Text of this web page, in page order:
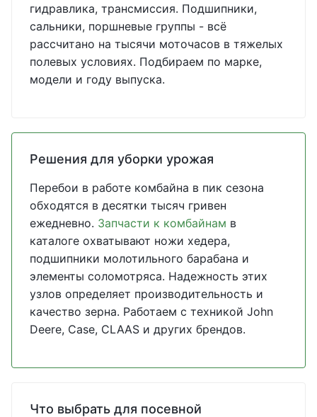
гидравлика, трансмиссия. Подшипники,
сальники, поршневые группы - всё
рассчитано на тысячи моточасов в тяжелых
полевых условиях. Подбираем по марке,
модели и году выпуска.
Решения для уборки урожая
Перебои в работе комбайна в пик сезона
обходятся в десятки тысяч гривен
ежедневно. Запчасти к комбайнам в
каталоге охватывают ножи хедера,
подшипники молотильного барабана и
элементы соломотряса. Надежность этих
узлов определяет производительность и
качество зерна. Работаем с техникой John
Deere, Case, CLAAS и других брендов.
Что выбрать для посевной